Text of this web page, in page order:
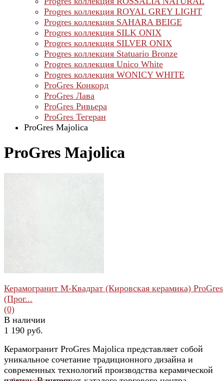
Progres коллекция ROYAL GREY LIGHT
Progres коллекция SAHARA BEIGE
Progres коллекция SILK ONIX
Progres коллекция SILVER ONIX
Progres коллекция Statuario Bronze
Progres коллекция Unico White
Progres коллекция WONICY WHITE
ProGres Конкорд
ProGres Лава
ProGres Ривьера
ProGres Тегеран
ProGres Majolica
ProGres Majolica
Керамогранит М-Квадрат (Кировская керамика) ProGres
(Прог...
(0)
В наличии
1 190 руб.
Керамогранит ProGres Majolica представляет собой
уникальное сочетание традиционного дизайна и
современных технологий производства керамической